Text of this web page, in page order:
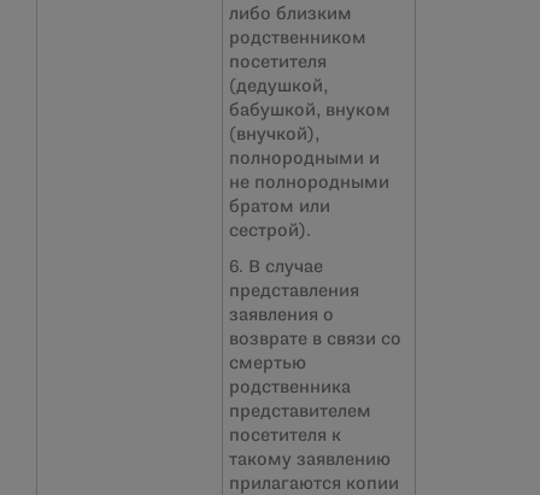
либо близким
родственником
посетителя
(дедушкой,
бабушкой, внуком
(внучкой),
полнородными и
не полнородными
братом или
сестрой).
6. В случае
представления
заявления о
возврате в связи со
смертью
родственника
представителем
посетителя к
такому заявлению
прилагаются копии